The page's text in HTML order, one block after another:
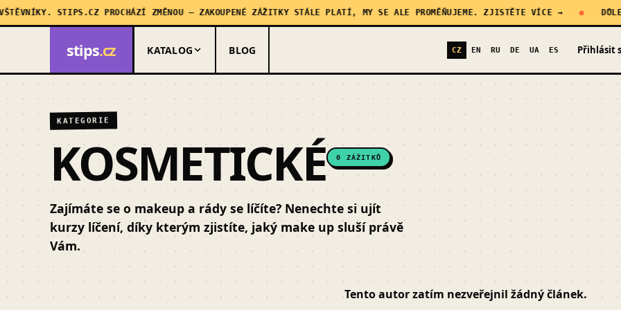
STIPS.CZ PROCHÁZÍ ZMĚNOU — ZAKOUPENÉ ZÁŽITKY STÁLE PLATÍ, MY SE ALE PROMĚŇUJEME. ZJISTĚTE VÍCE →
stips.cz KATALOG BLOG CZ EN RU DE UA ES Přihlásit
KATEGORIE
KOSMETICKÉ 0 ZÁŽITKŮ
Zajímáte se o makeup a rády se líčíte? Nenechte si ujít
kurzy líčení, díky kterým zjistíte, jaký make up sluší právě
Vám.
Tento autor zatím nezveřejnil žádný článek.